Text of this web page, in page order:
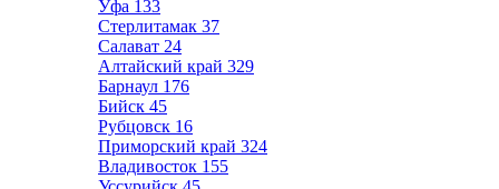
Уфа 133
Стерлитамак 37
Салават 24
Алтайский край 329
Барнаул 176
Бийск 45
Рубцовск 16
Приморский край 324
Владивосток 155